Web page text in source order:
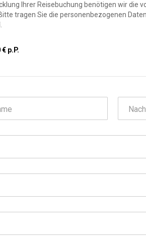
Ihrer Reisebuchung benötigen wir die
tragen Sie die personenbezogenen
p.P.